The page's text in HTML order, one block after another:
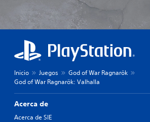
Inicio Juegos
God of War Ragnarök
God of War Ragnarök: Valhalla
Acerca de
Acerca de SIE